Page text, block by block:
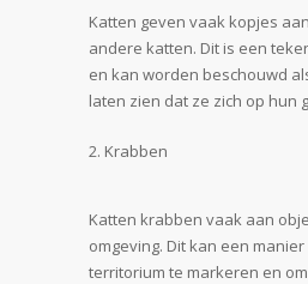
Katten geven vaak kopjes
andere katten. Dit is een
en kan worden beschouwd
laten zien dat ze zich op hun
Krabben
Katten krabben vaak aan
omgeving. Dit kan een
territorium te markeren en